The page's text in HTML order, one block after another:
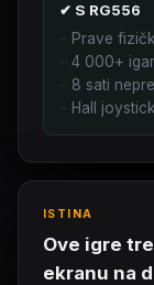
✔ S RG556
Prave
4 000+
8 sati
Hall
ISTINA
Ove igre
ekranu na